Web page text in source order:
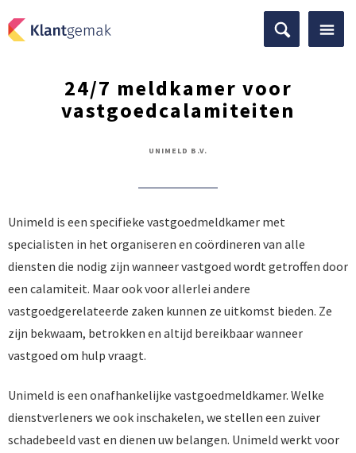
24/7 meldkamer voor
vastgoedcalamiteiten
UNIMELD B.V.
Unimeld is een specifieke vastgoedmeldkamer met
specialisten in het organiseren en coördineren van alle
diensten die nodig zijn wanneer vastgoed wordt getroffen door
een calamiteit. Maar ook voor allerlei andere
vastgoedgerelateerde zaken kunnen ze uitkomst bieden. Ze
zijn bekwaam, betrokken en altijd bereikbaar wanneer
vastgoed om hulp vraagt.
Unimeld is een onafhankelijke vastgoedmeldkamer. Welke
dienstverleners we ook inschakelen, we stellen een zuiver
schadebeeld vast en dienen uw belangen. Unimeld werkt voor